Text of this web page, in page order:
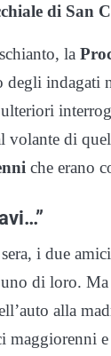
di San
la
indagati
ulteriori
di
che erano
i due
di loro. Ma
alla
maggiorenni